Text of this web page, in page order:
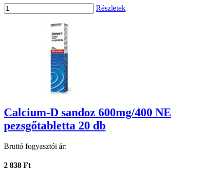
Részletek
Calcium-D sandoz 600mg/400 NE
pezsgőtabletta 20 db
Bruttó fogyasztói ár:
2 838 Ft